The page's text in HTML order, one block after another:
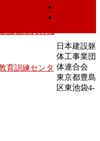
日本建設躯
体工事業団
体連合会
東京都豊島
区東池袋4-